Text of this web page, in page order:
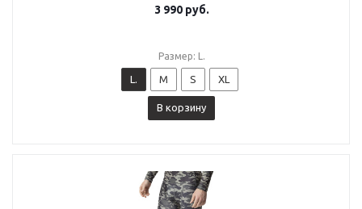
3 990руб.
Размер: L.
L. M S XL
В корзину